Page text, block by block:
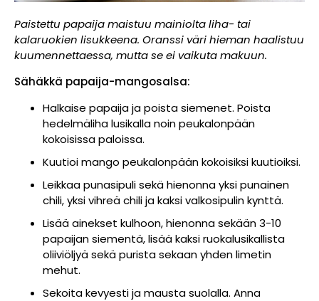
Paistettu papaija maistuu mainiolta liha- tai
kalaruokien lisukkeena. Oranssi väri hieman haalistuu
kuumennettaessa, mutta se ei vaikuta makuun.
Sähäkkä papaija-mangosalsa:
Halkaise papaija ja poista siemenet. Poista
hedelmäliha lusikalla noin peukalonpään
kokoisissa paloissa.
Kuutioi mango peukalonpään kokoisiksi kuutioiksi.
Leikkaa punasipuli sekä hienonna yksi punainen
chili, yksi vihreä chili ja kaksi valkosipulin kynttä.
Lisää ainekset kulhoon, hienonna sekään 3-10
papaijan siementä, lisää kaksi ruokalusikallista
oliiviöljyä sekä purista sekaan yhden limetin
mehut.
Sekoita kevyesti ja mausta suolalla. Anna